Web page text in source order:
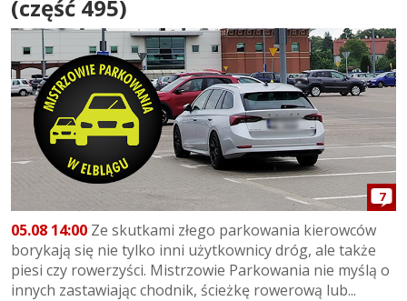
(część 495)
7
05.08 14:00 Ze skutkami złego parkowania kierowców
borykają się nie tylko inni użytkownicy dróg, ale także
piesi czy rowerzyści. Mistrzowie Parkowania nie myślą o
innych zastawiając chodnik, ścieżkę rowerową lub...